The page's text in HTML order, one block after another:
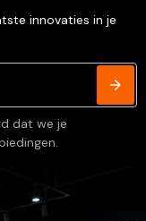
innovaties in je
dat we je